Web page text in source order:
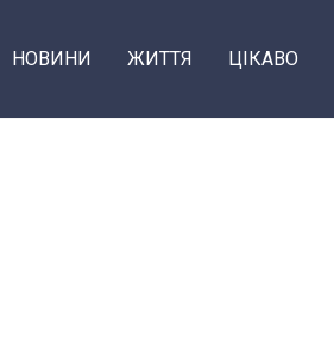
НОВИНИ ЖИТТЯ ЦІКАВО